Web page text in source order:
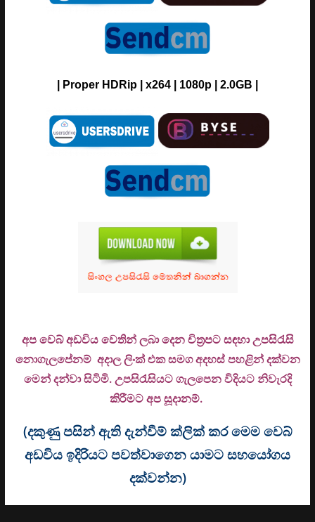
| Proper HDRip | x264 | 1080p | 2.0GB |
අප වෙබ් අඩවිය වෙතින් ලබා දෙන චිත්‍රපට සඳහා උපසිරැසි
නොගැලපේනම් අදාල ලිංක් එක සමග අදහස් පහළින් දක්වන
මෙන් දන්වා සිටිමි. උපසිරැසියට ගැලපෙන විදියට නිවැරදි
කිරීමට අප සූදානම්.
(දකුණු පසින් ඇති දැන්වීම් ක්ලික් කර මෙම වෙබ්
අඩවිය ඉදිරියට පවත්වාගෙන යාමට සහයෝගය
දක්වන්න)